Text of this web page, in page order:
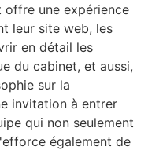
offre une expérience
leur site web, les
en détail les
du cabinet, et aussi,
sur la
invitation à entrer
qui non seulement
également de